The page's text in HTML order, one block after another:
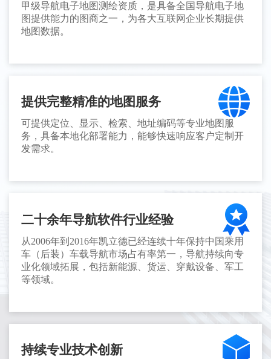
甲级导航电子地图测绘资质，是具备全国导航电子地
图提供能力的图商之一，为各大互联网企业长期提供
地图数据。
提供完整精准的地图服务
可提供定位、显示、检索、地址编码等专业地图服
务，具备本地化部署能力，能够快速响应客户定制开
发需求。
二十余年导航软件行业经验
从2006年到2016年凯立德已经连续十年保持中国乘用
车（后装）车载导航市场占有率第一，导航持续向专
业化领域拓展，包括新能源、货运、穿戴设备、军工
等领域。
持续专业技术创新